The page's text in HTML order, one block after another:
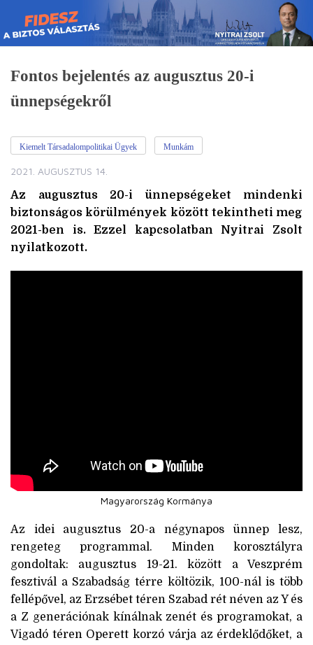
Skip
to
content
Fontos bejelentés az augusztus 20-i
ünnepségekről
Kiemelt Társadalompolitikai Ügyek Munkám
2021. AUGUSZTUS 14.
Az augusztus 20-i ünnepségeket mindenki
biztonságos körülmények között tekintheti meg
2021-ben is. Ezzel kapcsolatban Nyitrai Zsolt
nyilatkozott.
Magyarország Kormánya
Az idei augusztus 20-a négynapos ünnep lesz,
rengeteg programmal. Minden korosztályra
gondoltak: augusztus 19-21. között a Veszprém
fesztivál a Szabadság térre költözik, 100-nál is több
fellépővel, az Erzsébet téren Szabad rét néven az Y és
a Z generációnak kínálnak zenét és programokat, a
Vigadó téren Operett korzó várja az érdeklődőket, a